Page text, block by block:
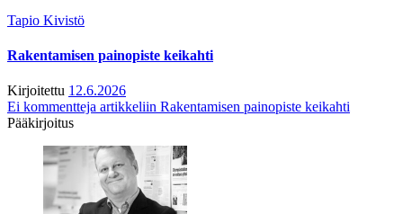
Tapio Kivistö
Rakentamisen painopiste keikahti
Kirjoitettu 12.6.2026
Ei kommentteja artikkeliin Rakentamisen painopiste keikahti
Pääkirjoitus